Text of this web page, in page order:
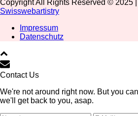
Copyright All Rights Reserved © 2025
Swisswebartistry
Impressum
Datenschutz
Contact Us
We're not around right now. But you
we'll get back to you, asap.